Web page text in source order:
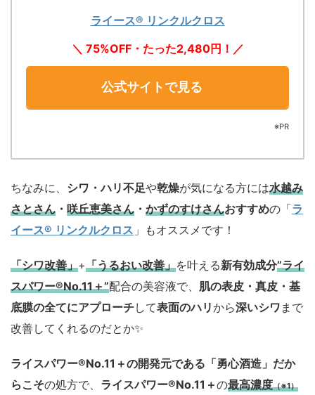
ライース® リンクルクロス
＼ 75%OFF・たった2,480円！／
公式サイトで見る
※PR
ちなみに、 シワ・ハリ不足や乾燥が気になる方には水越み
さとさん ・ 咲丘恵美さん ・ かずのすけさんおすすめの「ラ
イース® リンクルクロス 」もオススメです！
「シワ改善」+「うるおい改善」を叶える新有効成分”ライ
スパワー®No.11＋”配合の美容液で、 肌の表皮・真皮・基
底膜の全てにアプローチして表面のハリから深いシワ まで
改善してくれるのだとか✨
ライスパワー®No.11＋の開発元である「勇心酒造」 だか
らこその処方で、 ライスパワー®No.11＋の最高濃度（※1）